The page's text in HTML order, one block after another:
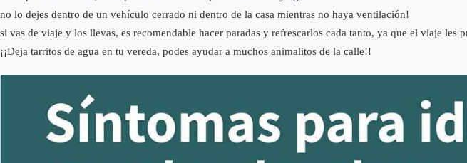
no lo dejes dentro de un vehículo cerrado ni dentro de la casa mientras no haya ventilación!
si vas de viaje y los llevas, es recomendable hacer paradas y refrescarlos cada tanto, ya que el viaje
¡¡Deja tarritos de agua en tu vereda, podes ayudar a muchos animalitos de la calle!!